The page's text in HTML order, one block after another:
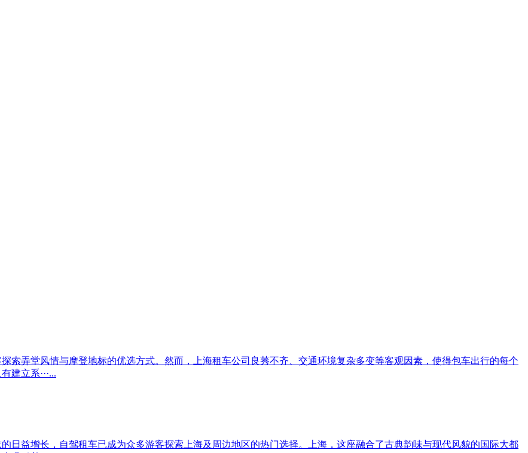
索弄堂风情与摩登地标的优选方式。然而，上海租车公司良莠不齐、交通环境复杂多变等客观因素，使得包车出行的每个
建立系···...
日益增长，自驾租车已成为众多游客探索上海及周边地区的热门选择。上海，这座融合了古典韵味与现代风貌的国际大都